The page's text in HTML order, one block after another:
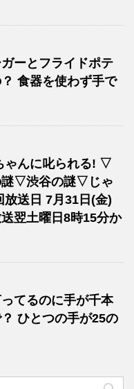
ーとフライドポテ
？ 食器を使わず手で
ゃんに叱られる! ▽
謎▽渋谷の謎▽じゃ
放送日 7月31日(金)
翌土曜日8時15分か
てるのに手が千本
ひとつの手が25の